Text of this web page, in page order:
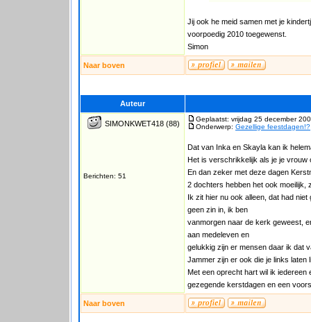
Jij ook he meid samen met je
voorpoedig 2010 toegewenst.
Simon
Naar boven
Auteur
SIMONKWET418 (88)
Berichten: 51
Geplaatst: vrijdag 25 december
Onderwerp: Gezellige feestdagen!?
Dat van Inka en Skayla kan ik
Het is verschrikkelijk als je je vrouw
En dan zeker met deze dagen
2 dochters hebben het ook moeilijk,
Ik zit hier nu ook alleen, dat had
geen zin in, ik ben
vanmorgen naar de kerk geweest,
aan medeleven en
gelukkig zijn er mensen daar ik dat
Jammer zijn er ook die je links laten
Met een oprecht hart wil ik iedereen
gezegende kerstdagen en een
Naar boven